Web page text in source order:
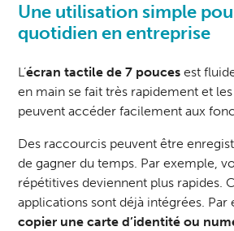
Une utilisation simple
quotidien en entreprise
L’écran tactile de 7 pouces est
en main se fait très rapidement et
peuvent accéder facilement aux
Des raccourcis peuvent être
de gagner du temps. Par exemple,
répétitives deviennent plus rapides.
applications sont déjà intégrées. Par
copier une carte d’identité ou